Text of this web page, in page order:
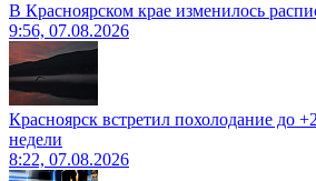
В Красноярском крае изменилось
9:56, 07.08.2026
Красноярск встретил похолодание до
недели
8:22, 07.08.2026